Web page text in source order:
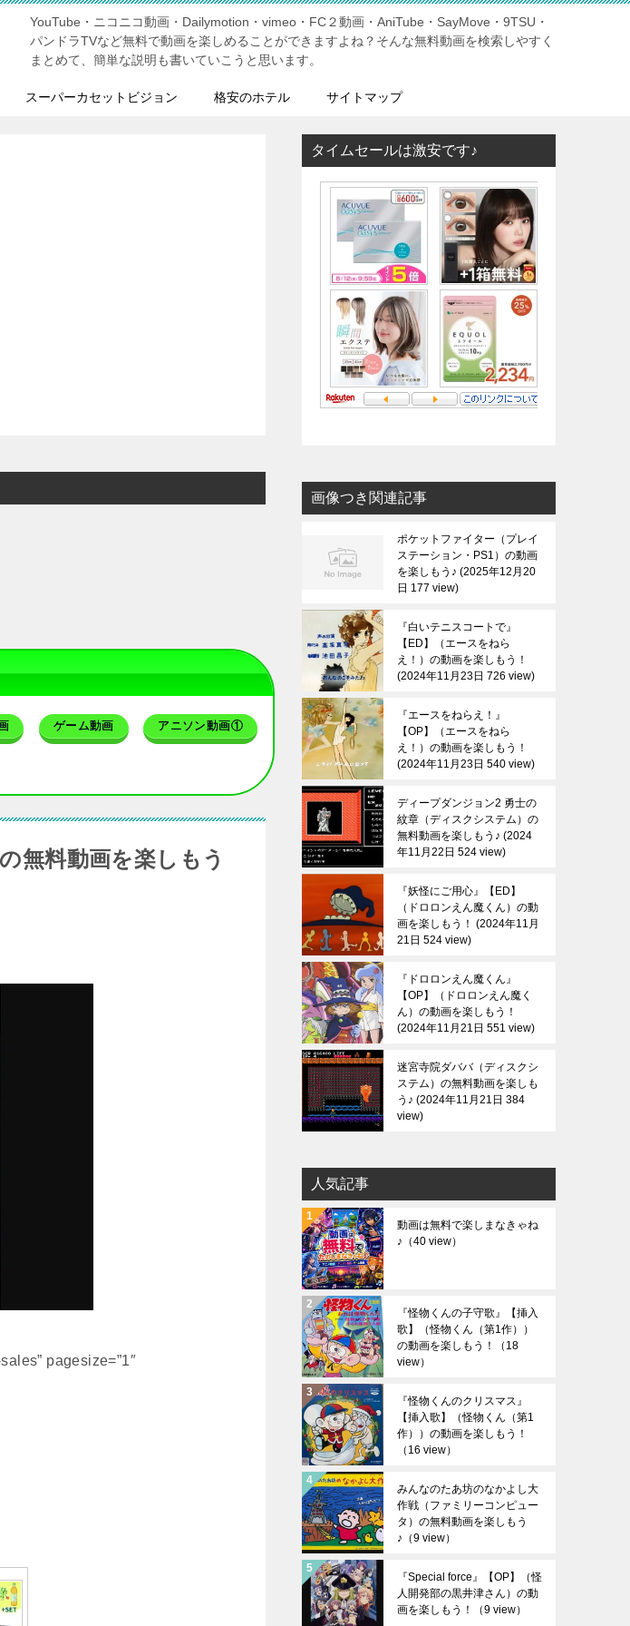
YouTube・ニコニコ動画・Dailymotion・vimeo・FC２動画・AniTube・SayMove・9TSU・
パンドラTVなど無料で動画を楽しめることができますよね？そんな無料動画を検索しやすく
まとめて、簡単な説明も書いていこうと思います。
スーパーカセットビジョン 格安のホテル サイトマップ
ゲーム動画 アニソン動画①
無料動画を楽しもう
pagesize=”1″
タイムセールは激安です♪
画像つき関連記事
ポケットファイター（プレイ
ステーション・PS1）の動画
を楽しもう♪ 2025年12月20
日 177 view
『白いテニスコートで』
【ED】（エースをねら
え！）の動画を楽しもう！
2024年11月23日 726 view
『エースをねらえ！』
【OP】（エースをねら
え！）の動画を楽しもう！
2024年11月23日 540 view
ディープダンジョン2 勇士の
紋章（ディスクシステム）の
無料動画を楽しもう♪ 2024
年11月22日 524 view
『妖怪にご用心』【ED】
（ドロロンえん魔くん）の動
画を楽しもう！
2024年11月
21日 524 view
『ドロロンえん魔くん』
【OP】（ドロロンえん魔く
ん）の動画を楽しもう！
2024年11月21日 551 view
迷宮寺院ダババ（ディスクシ
ステム）の無料動画を楽しも
う♪ 2024年11月21日 384
view
人気記事
動画は無料で楽しまなきゃね
♪ （40 view）
『怪物くんの子守歌』【挿入
歌】（怪物くん（第1作））
の動画を楽しもう！
（18
view）
『怪物くんのクリスマス』
【挿入歌】（怪物くん（第1
作））の動画を楽しもう！
（16 view）
みんなのたあ坊のなかよし大
作戦（ファミリーコンピュー
タ）の無料動画を楽しもう
♪ （9 view）
『Special force』【OP】（怪
人開発部の黒井津さん）の動
画を楽しもう！
（9 view）